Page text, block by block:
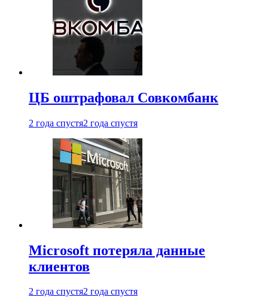
ЦБ оштрафовал Совкомбанк
2 года спустя2 года спустя
Microsoft потеряла данные
клиентов
2 года спустя2 года спустя